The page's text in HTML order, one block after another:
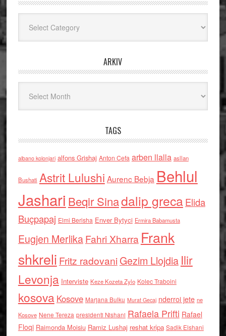
ARKIV
TAGS
albano kolonjari alfons Grishaj Anton Cefa arben llalla asllan
Bushati Astrit Lulushi Aurenc Bebja Behlul
Jashari Beqir Sinadalip grecaElida
Buçpapaj Elmi Berisha Enver Bytyci Ermira Babamusta
Eugjen MerlikaFahri Xharra Frank
shkreli Fritz radovaniGezim Llojdia Ilir
Levonja Interviste Keze Kozeta Zylo Kolec Traboini
kosova Kosove Marjana Bulku Murat Gecaj nderroi jete ne
Kosove Nene Tereza presidenti Nishani Rafaela Prifti Rafael
Floqi Raimonda Moisiu Ramiz Lushaj reshat kripa Sadik Elshani